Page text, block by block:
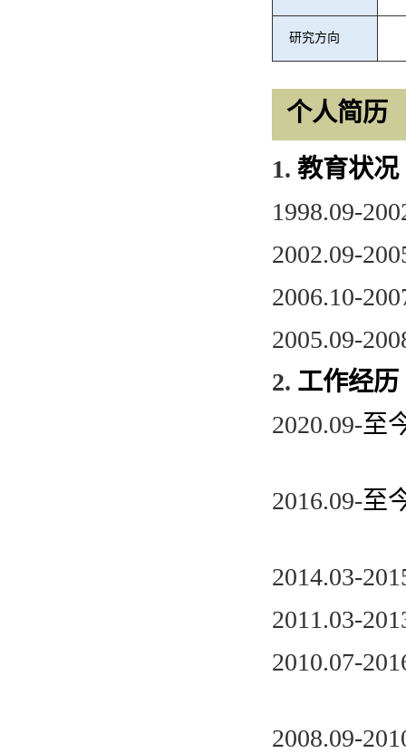
研究方向
个人简历
1. 教育状况
1998.09-
2002.09-
2006.10-
2005.09-
2. 工作经历
2020.09-至
2016.09-至
2014.03-
2011.03-
2010.07-
2008.09-